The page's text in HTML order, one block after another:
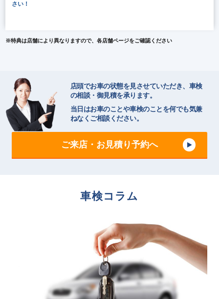
さい！
※特典は店舗により異なりますので、各店舗ページをご確認ください
店頭でお車の状態を見させていただき、車検
の相談・御見積を承ります。
当日はお車のことや車検のことを何でも気兼
ねなくご相談ください。
ご来店・お見積り予約へ
車検コラム